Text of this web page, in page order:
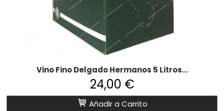
Vino Fino Delgado Hermanos 5 Litros...
24,00 €
Añadir a Carrito